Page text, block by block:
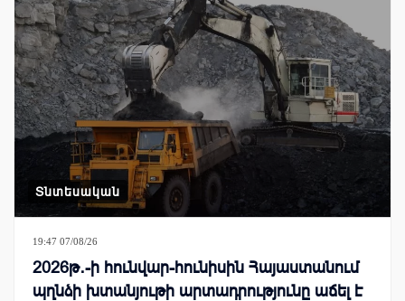
Տնտեսական
19:47 07/08/26
2026թ․-ի հունվար-հունիսին Հայաստանում
պղնձի խտանյութի արտադրությունը աճել է